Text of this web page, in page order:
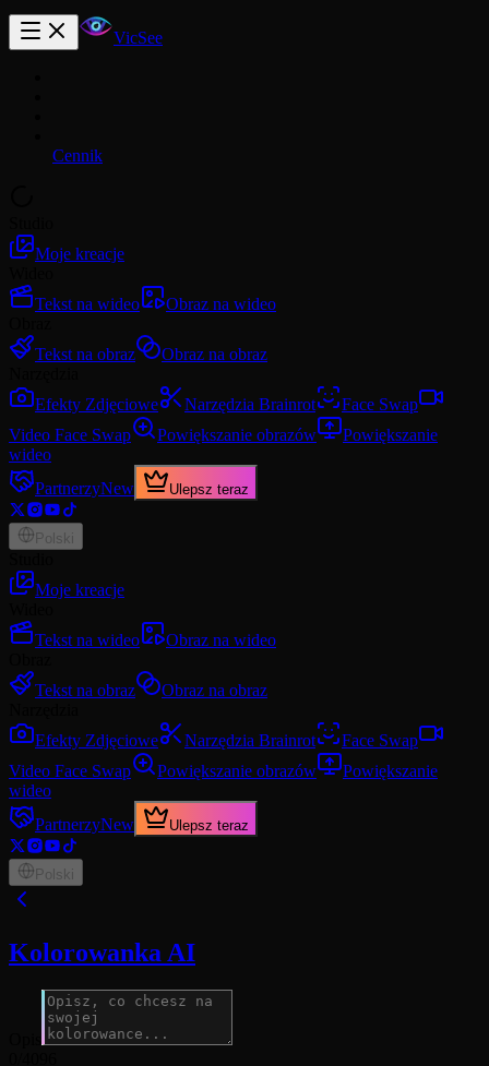
VicSee
Cennik
Moje kreacje
Tekst na wideo
Obraz na wideo
Tekst na obraz
Obraz na obraz
Efekty Zdjęciowe
Narzędzia Brainrot
Face Swap
Video Face Swap
Powiększanie obrazów
Powiększanie
wideo
PartnerzyNew Ulepsz teraz
Polski
Moje kreacje
Tekst na wideo
Obraz na wideo
Tekst na obraz
Obraz na obraz
Efekty Zdjęciowe
Narzędzia Brainrot
Face Swap
Video Face Swap
Powiększanie obrazów
Powiększanie
wideo
PartnerzyNew Ulepsz teraz
Polski
Kolorowanka AI